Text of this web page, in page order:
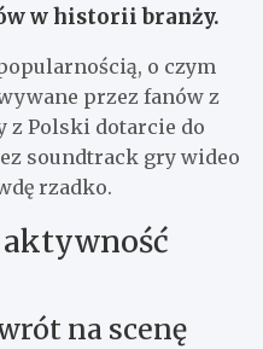
w historii branży.
o czym
przez fanów z
z Polski dotarcie do
soundtrack gry wideo
rzadko.
na scenę